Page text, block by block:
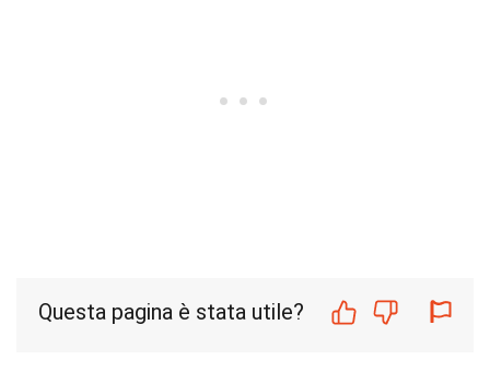
Questa pagina è stata utile?